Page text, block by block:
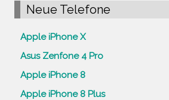
Neue Telefone
Apple iPhone X
Asus Zenfone 4 Pro
Apple iPhone 8
Apple iPhone 8 Plus